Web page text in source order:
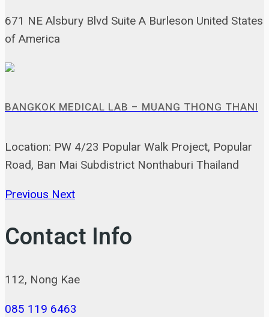
671 NE Alsbury Blvd Suite A Burleson United States
of America
BANGKOK MEDICAL LAB – MUANG THONG THANI
Location: PW 4/23 Popular Walk Project, Popular
Road, Ban Mai Subdistrict Nonthaburi Thailand
Previous Next
Contact Info
112, Nong Kae
085 119 6463